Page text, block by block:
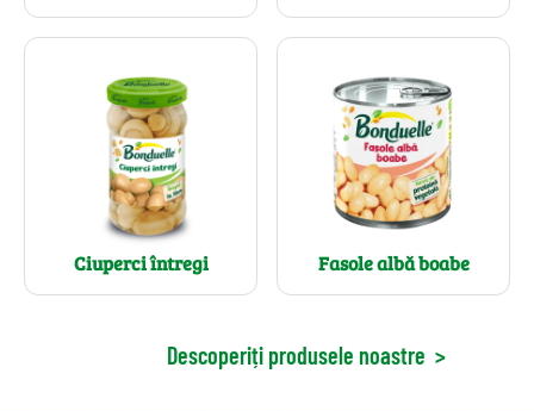
Ciuperci întregi Fasole albă boabe
Descoperiți produsele noastre >